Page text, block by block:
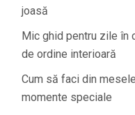
joasă
Mic ghid pentru zile în
de ordine interioară
Cum să faci din
momente speciale